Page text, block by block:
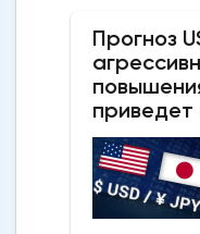
Прогноз
приведет